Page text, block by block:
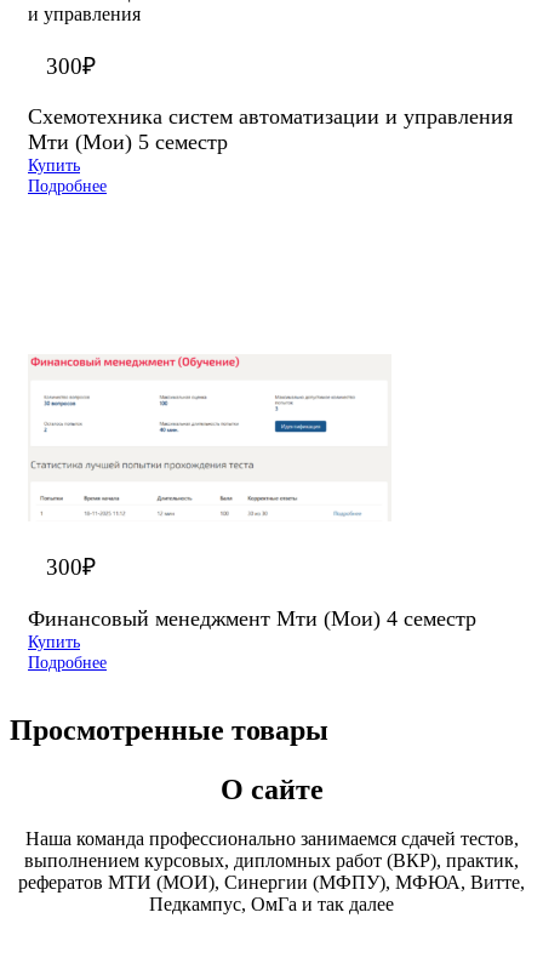
300₽
Схемотехника систем автоматизации и управления
Мти (Мои) 5 семестр
Купить
Подробнее
300₽
Финансовый менеджмент Мти (Мои) 4 семестр
Купить
Подробнее
Просмотренные товары
О сайте
Наша команда профессионально занимаемся сдачей тестов,
выполнением курсовых, дипломных работ (ВКР), практик,
рефератов МТИ (МОИ), Синергии (МФПУ), МФЮА, Витте,
Педкампус, ОмГа и так далее